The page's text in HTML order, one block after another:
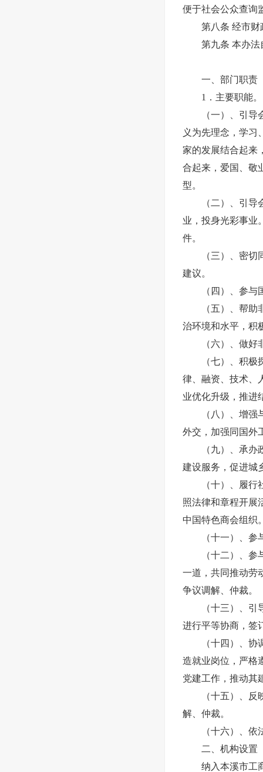
便于社会公众查询
第八条 经市财政
第九条 本办法
一、部门职责
1．主要职能。
（一）、引导会
义为先理念，学习
家的发展结合起来
合起来，爱国、敬
型。
（二）、引导会
业，投身光彩事业
件。
（三）、密切同
建议。
（四）、参与国
（五）、帮助非
治环境和水平，积
（六）、做好非
（七）、积极探
律、融资、技术、
业优化升级，推进
（八）、增强与
外交，加强同国外
（九）、承办政
建设服务，促进城
（十）、履行社
照法律和章程开展
中国特色商会组织
（十一）、参与
（十二）、参与
一道，共同推动劳
争议调解、仲裁。
（十三）、引导
进行平等协商，签
（十四）、协调
造就业岗位，严格
党建工作，推动其
（十五）、反映
解、仲裁。
（十六）、依法
二、机构设置
纳入本溪市工商